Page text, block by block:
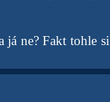
já ne? Fakt tohle si